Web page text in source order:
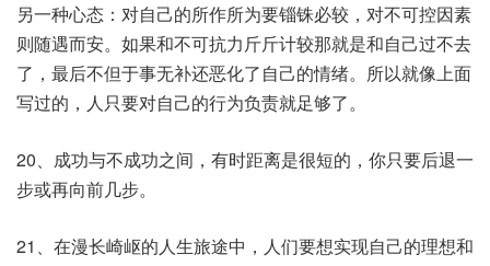
另一种心态：对自己的所作所为要锱铢必较，对不可控因素
则随遇而安。如果和不可抗力斤斤计较那就是和自己过不去
了，最后不但于事无补还恶化了自己的情绪。所以就像上面
写过的，人只要对自己的行为负责就足够了。
20、成功与不成功之间，有时距离是很短的，你只要后退一
步或再向前几步。
21、在漫长崎岖的人生旅途中，人们要想实现自己的理想和